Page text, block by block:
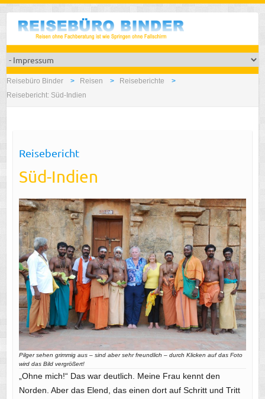
Reisebüro Binder Reisen
Reiseberichte
Reisebericht: Süd-Indien
Reisebericht
Süd-Indien
Pilger sehen grimmig aus – sind aber sehr freundlich – durch Klicken auf das Foto
wird das Bild vergrößert!
„Ohne mich!“ Das war deutlich. Meine Frau kennt den
Norden. Aber das Elend, das einen dort auf Schritt und Tritt